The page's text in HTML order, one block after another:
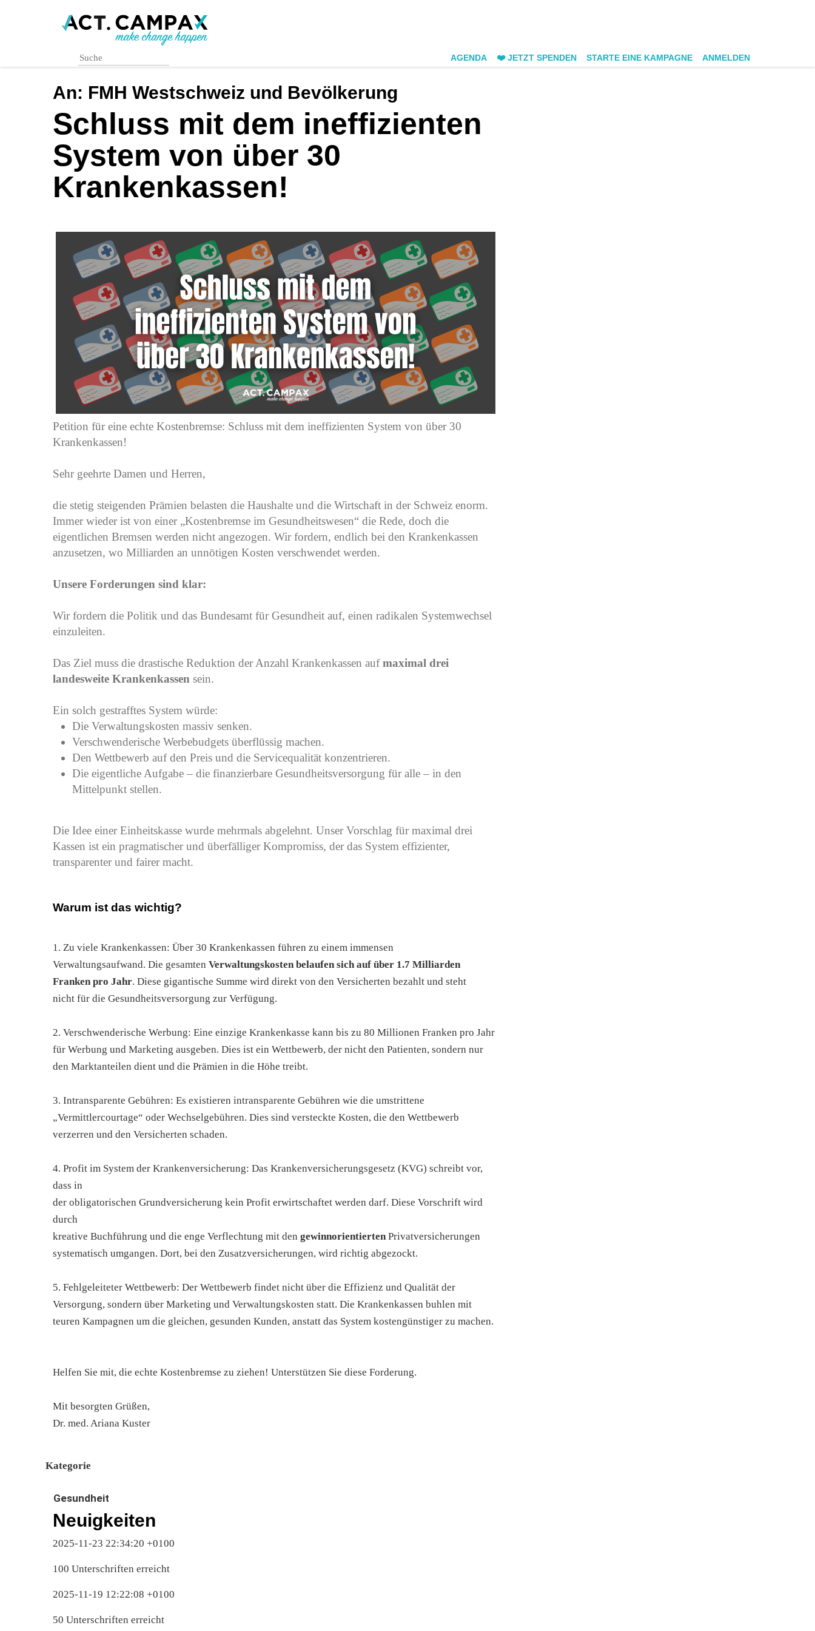
AGENDA ❤️ JETZT SPENDEN STARTE EINE KAMPAGNE ANMELDEN
An: FMH Westschweiz und Bevölkerung
Schluss mit dem ineffizienten
System von über 30
Krankenkassen!
Petition für eine echte Kostenbremse: Schluss mit dem ineffizienten System von über 30
Krankenkassen!
Sehr geehrte Damen und Herren,
die stetig steigenden Prämien belasten die Haushalte und die Wirtschaft in der Schweiz enorm.
Immer wieder ist von einer „Kostenbremse im Gesundheitswesen“ die Rede, doch die
eigentlichen Bremsen werden nicht angezogen. Wir fordern, endlich bei den Krankenkassen
anzusetzen, wo Milliarden an unnötigen Kosten verschwendet werden.
Unsere Forderungen sind klar:
Wir fordern die Politik und das Bundesamt für Gesundheit auf, einen radikalen Systemwechsel
einzuleiten.
Das Ziel muss die drastische Reduktion der Anzahl Krankenkassen aufmaximal drei
landesweite Krankenkassen sein.
Ein solch gestrafftes System würde:
Die Verwaltungskosten massiv senken.
Verschwenderische Werbebudgets überflüssig machen.
Den Wettbewerb auf den Preis und die Servicequalität konzentrieren.
Die eigentliche Aufgabe – die finanzierbare Gesundheitsversorgung für alle – in den
Mittelpunkt stellen.
Die Idee einer Einheitskasse wurde mehrmals abgelehnt. Unser Vorschlag für maximal drei
Kassen ist ein pragmatischer und überfälliger Kompromiss, der das System effizienter,
transparenter und fairer macht.
Warum ist das wichtig?
1. Zu viele Krankenkassen: Über 30 Krankenkassen führen zu einem immensen
Verwaltungsaufwand. Die gesamten Verwaltungskosten belaufen sich auf über 1.7 Milliarden
Franken pro Jahr. Diese gigantische Summe wird direkt von den Versicherten bezahlt und steht
nicht für die Gesundheitsversorgung zur Verfügung.
2. Verschwenderische Werbung: Eine einzige Krankenkasse kann bis zu 80 Millionen Franken pro Jahr
für Werbung und Marketing ausgeben. Dies ist ein Wettbewerb, der nicht den Patienten, sondern nur
den Marktanteilen dient und die Prämien in die Höhe treibt.
3. Intransparente Gebühren: Es existieren intransparente Gebühren wie die umstrittene
„Vermittlercourtage“ oder Wechselgebühren. Dies sind versteckte Kosten, die den Wettbewerb
verzerren und den Versicherten schaden.
4. Profit im System der Krankenversicherung: Das Krankenversicherungsgesetz (KVG) schreibt vor,
dass in
der obligatorischen Grundversicherung kein Profit erwirtschaftet werden darf. Diese Vorschrift wird
durch
kreative Buchführung und die enge Verflechtung mit den gewinnorientiertenPrivatversicherungen
systematisch umgangen. Dort, bei den Zusatzversicherungen, wird richtig abgezockt.
5. Fehlgeleiteter Wettbewerb: Der Wettbewerb findet nicht über die Effizienz und Qualität der
Versorgung, sondern über Marketing und Verwaltungskosten statt. Die Krankenkassen buhlen mit
teuren Kampagnen um die gleichen, gesunden Kunden, anstatt das System kostengünstiger zu machen.
Helfen Sie mit, die echte Kostenbremse zu ziehen! Unterstützen Sie diese Forderung.
Mit besorgten Grüßen,
Dr. med. Ariana Kuster
Kategorie
Gesundheit
Neuigkeiten
2025-11-23 22:34:20 +0100
100 Unterschriften erreicht
2025-11-19 12:22:08 +0100
50 Unterschriften erreicht